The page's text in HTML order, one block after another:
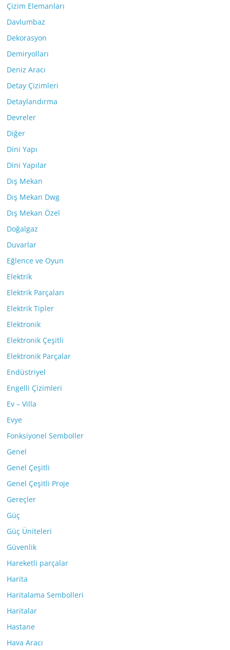
Çizim Elemanları
Davlumbaz
Dekorasyon
Demiryolları
Deniz Aracı
Detay Çizimleri
Detaylandırma
Devreler
Diğer
Dini Yapı
Dini Yapılar
Dış Mekan
Dış Mekan Dwg
Dış Mekan Özel
Doğalgaz
Duvarlar
Eğlence ve Oyun
Elektrik
Elektrik Parçaları
Elektrik Tipler
Elektronik
Elektronik Çeşitli
Elektronik Parçalar
Endüstriyel
Engelli Çizimleri
Ev – Villa
Evye
Fonksiyonel Semboller
Genel
Genel Çeşitli
Genel Çeşitli Proje
Gereçler
Güç
Güç Üniteleri
Güvenlik
Hareketli parçalar
Harita
Haritalama Sembolleri
Haritalar
Hastane
Hava Aracı